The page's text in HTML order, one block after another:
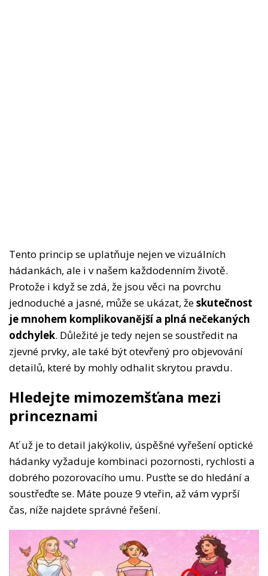
Tento princip se uplatňuje nejen ve vizuálních
hádankách, ale i v našem každodenním životě.
Protože i když se zdá, že jsou věci na povrchu
jednoduché a jasné, může se ukázat, žeskutečnost
je mnohem komplikovanější a plná nečekaných
odchylek. Důležité je tedy nejen se soustředit na
zjevné prvky, ale také být otevřený pro objevování
detailů, které by mohly odhalit skrytou pravdu.
Hledejte mimozemšťana mezi
princeznami
Ať už je to detail jakýkoliv, úspěšné vyřešení optické
hádanky vyžaduje kombinaci pozornosti, rychlosti a
dobrého pozorovacího umu. Pusťte se do hledání a
soustřeďte se. Máte pouze 9 vteřin, až vám vyprší
čas, níže najdete správné řešení.